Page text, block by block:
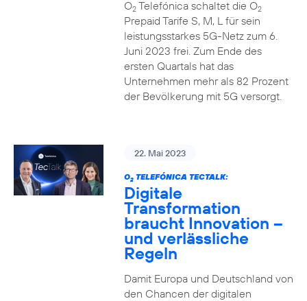
O2Telefónica schaltet die O2
Prepaid Tarife S, M, L für sein
leistungsstarkes 5G-Netz zum 6.
Juni 2023 frei. Zum Ende des
ersten Quartals hat das
Unternehmen mehr als 82 Prozent
der Bevölkerung mit 5G versorgt.
22. Mai 2023
O2TELEFÓNICA TECTALK:
Digitale
Transformation
braucht Innovation –
und verlässliche
Regeln
Damit Europa und Deutschland von
den Chancen der digitalen